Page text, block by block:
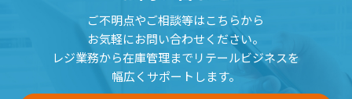
ご不明点やご相談等はこちらから
お気軽にお問い合わせください。
レジ業務から在庫管理までリテールビジネスを
幅広くサポートします。